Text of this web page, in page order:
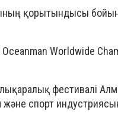
қорытындысы
Worldwide
фестивалі
және спорт